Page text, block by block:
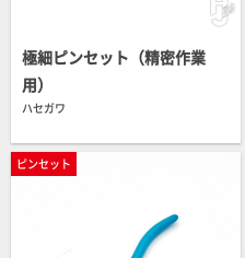
極細ピンセット（精密作業
用）
ハセガワ
ピンセット